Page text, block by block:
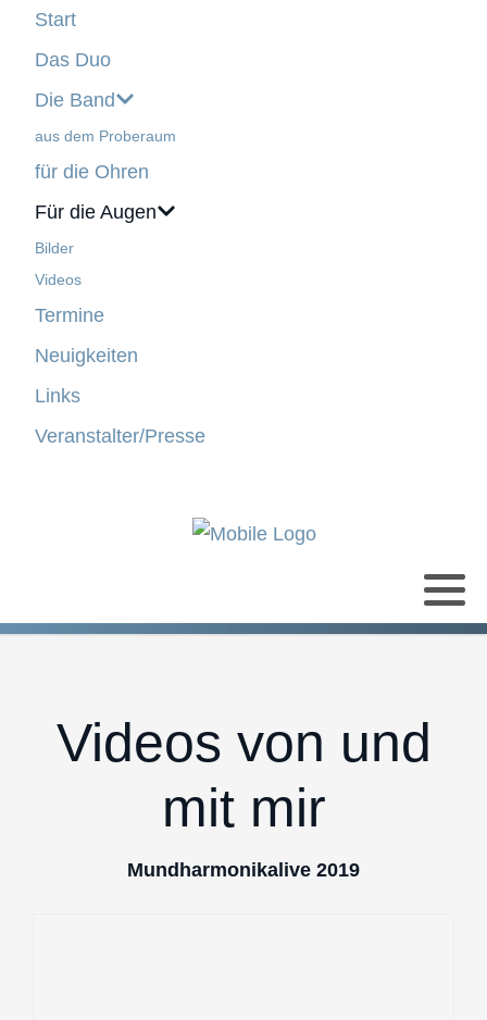
Start
Das Duo
Die Band
aus dem Proberaum
für die Ohren
Für die Augen
Bilder
Videos
Termine
Neuigkeiten
Links
Veranstalter/Presse
Videos von und
mit mir
Mundharmonikalive 2019